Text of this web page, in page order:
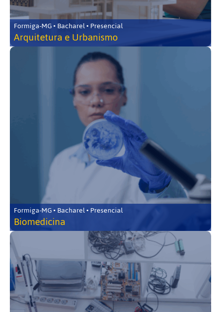
Formiga-MG • Bacharel • Presencial
Arquitetura e Urbanismo
Formiga-MG • Bacharel • Presencial
Biomedicina